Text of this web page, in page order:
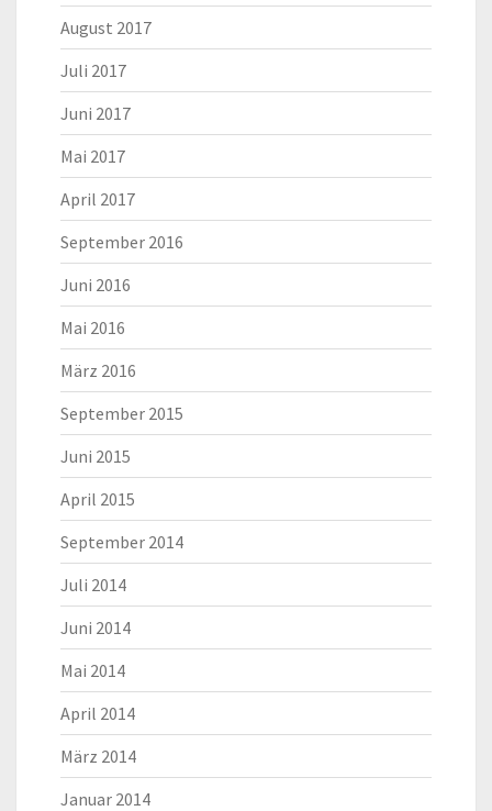
August 2017
Juli 2017
Juni 2017
Mai 2017
April 2017
September 2016
Juni 2016
Mai 2016
März 2016
September 2015
Juni 2015
April 2015
September 2014
Juli 2014
Juni 2014
Mai 2014
April 2014
März 2014
Januar 2014